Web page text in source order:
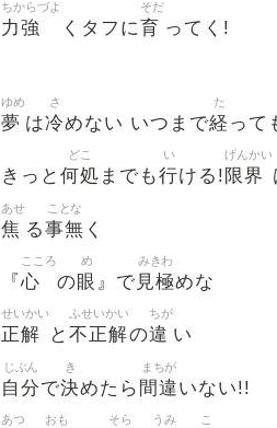
力強
ちからづよ
くタフに育
そだ
ってく!
夢
ゆめ
は冷
さ
めない いつまで経
た
って
きっと 何処
どこ
までも行
い
ける! 限界
げんかい
焦
あせ
る事無
ことな
く
『 心
こころ
の眼
め
』で 見極
みきわ
めな
正解
せいかい
と 不正解
ふせいかい
の違
ちが
い
自分
じぶん
で決
き
めたら 間違
まちが
いない!!
あつ おも そら うみ こ